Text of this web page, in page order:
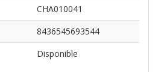
CHA010041
8436545693544
Disponible